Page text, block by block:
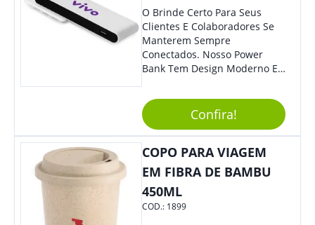
O Brinde Certo Para Seus
Clientes E Colaboradores Se
Manterem Sempre
Conectados. Nosso Power
Bank Tem Design Moderno E
Na Bolsa Ou Na Mochila.
Compatível Com Diversos
Aparelhos, O Brinde É Super
Eficiente E Ágil, Ideal Para
Quem Busca Praticidade No
Dia A Dia. Personalize-O Com
Sua Marca E Tenha Ainda
Mais Destaque Em Eventos E
Feiras De Negócios.
Confira!
COPO PARA VIAGEM
EM FIBRA DE BAMBU
450ML
COD.: 1899